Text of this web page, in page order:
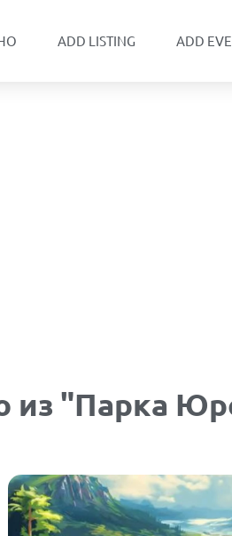
ADD LISTING ADD
"Парка